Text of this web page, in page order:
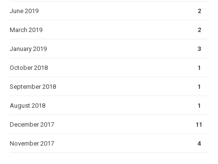
June 2019 2
March 2019 2
January 2019 3
October 2018 1
September 2018 1
August 2018 1
December 2017 11
November 2017 4